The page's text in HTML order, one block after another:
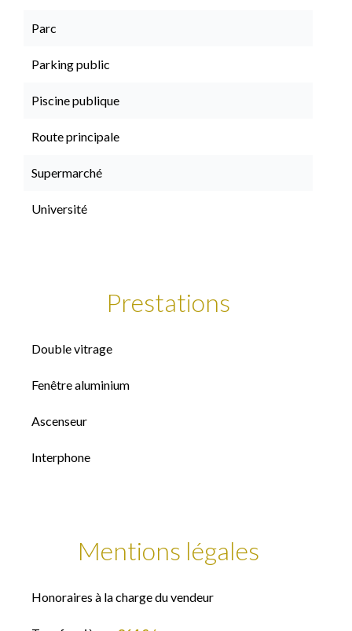
Parc
Parking public
Piscine publique
Route principale
Supermarché
Université
Prestations
Double vitrage
Fenêtre aluminium
Ascenseur
Interphone
Mentions légales
Honoraires à la charge du vendeur